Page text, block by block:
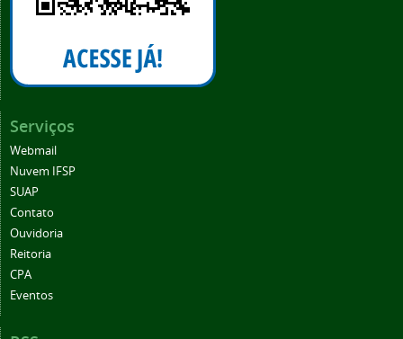
Serviços
Webmail
Nuvem IFSP
SUAP
Contato
Ouvidoria
Reitoria
CPA
Eventos